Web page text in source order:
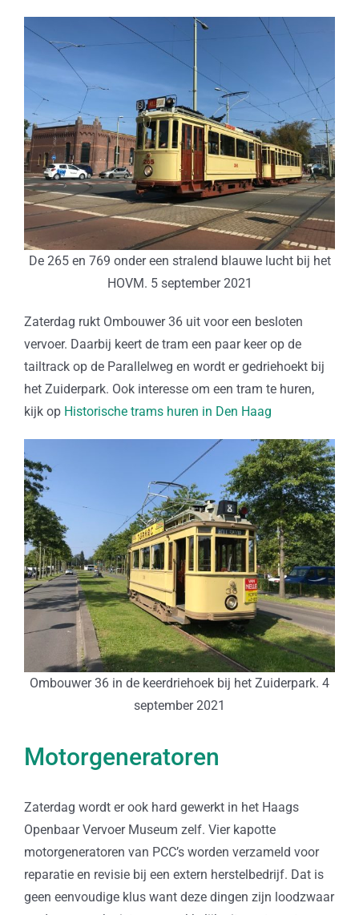
De 265 en 769 onder een stralend blauwe lucht bij het
HOVM. 5 september 2021
Zaterdag rukt Ombouwer 36 uit voor een besloten
vervoer. Daarbij keert de tram een paar keer op de
tailtrack op de Parallelweg en wordt er gedriehoekt bij
het Zuiderpark. Ook interesse om een tram te huren,
kijk op Historische trams huren in Den Haag
Ombouwer 36 in de keerdriehoek bij het Zuiderpark. 4
september 2021
Motorgeneratoren
Zaterdag wordt er ook hard gewerkt in het Haags
Openbaar Vervoer Museum zelf. Vier kapotte
motorgeneratoren van PCC’s worden verzameld voor
reparatie en revisie bij een extern herstelbedrijf. Dat is
geen eenvoudige klus want deze dingen zijn loodzwaar